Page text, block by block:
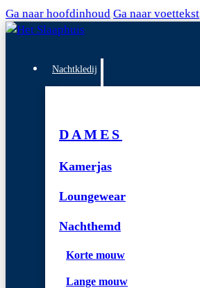
Ga naar hoofdinhoud Ga naar voettekst
Nachtkledij
DAMES
Kamerjas
Loungewear
Nachthemd
Korte mouw
Lange mouw